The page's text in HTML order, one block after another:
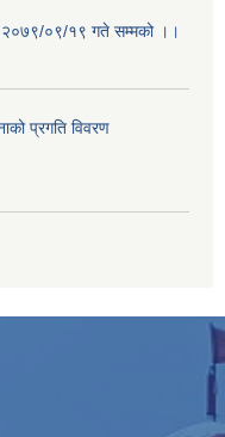
०९/१९ गते सम्मको ।।
प्रगति विवरण